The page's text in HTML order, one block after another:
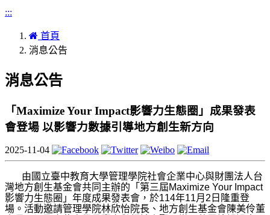
:::
首頁
消息公告
消息公告
「Maximize Your Impact影響力生態圈」成果發表
會登場 以影響力數據引導地方創生新方向
2025-11-04
由國立臺中教育大學管理學院社會企業中心與財團法人台
灣地方創生基金會共同主辦的「第三屆Maximize Your Impact
影響力生態圈」年度成果發表會，於114年11月2日隆重登
場。活動邀請管理學院林欣怡院長、地方創生基金會陳美伶董